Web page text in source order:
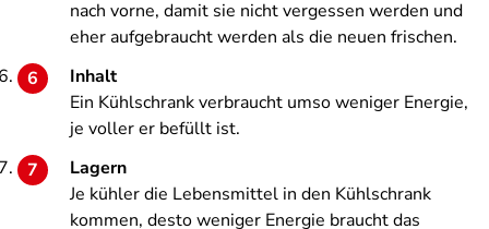
nach vorne, damit sie nicht vergessen werden und
eher aufgebraucht werden als die neuen frischen.
Inhalt
Ein Kühlschrank verbraucht umso weniger Energie,
je voller er befüllt ist.
Lagern
Je kühler die Lebensmittel in den Kühlschrank
kommen, desto weniger Energie braucht das